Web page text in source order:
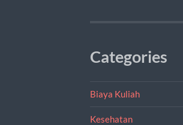
Categories
Biaya Kuliah
Kesehatan